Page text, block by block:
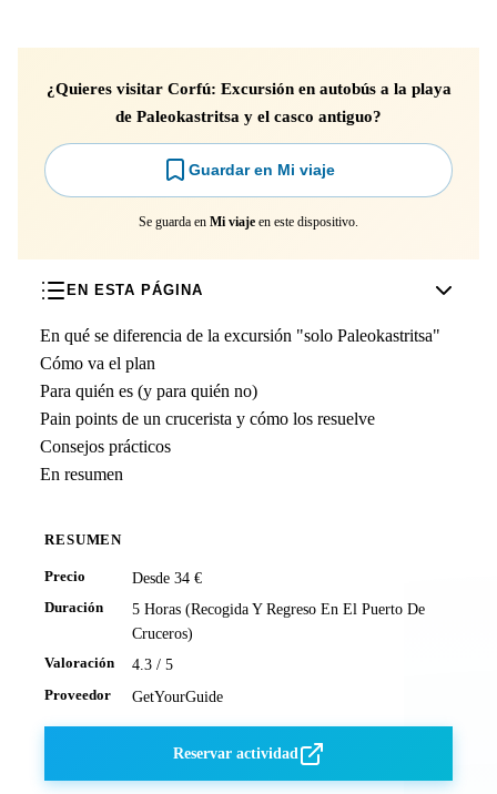
¿Quieres visitar Corfú: Excursión en autobús a la playa
de Paleokastritsa y el casco antiguo?
Guardar en Mi viaje
Se guarda en Mi viaje en este dispositivo.
EN ESTA PÁGINA
En qué se diferencia de la excursión "solo Paleokastritsa"
Cómo va el plan
Para quién es (y para quién no)
Pain points de un crucerista y cómo los resuelve
Consejos prácticos
En resumen
RESUMEN
Precio Desde 34 €
Duración
5 Horas (recogida Y Regreso En El Puerto De
Cruceros)
Valoración 4.3 / 5
Proveedor GetYourGuide
Reservar actividad